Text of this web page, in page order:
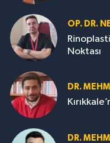
OP. DR.
Noktası
DR.
DR.